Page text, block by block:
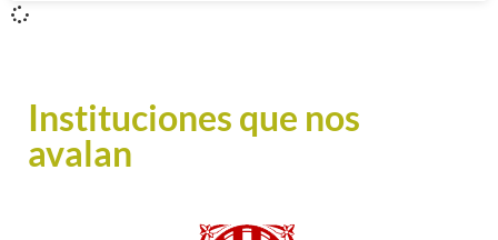
Instituciones que nos
avalan